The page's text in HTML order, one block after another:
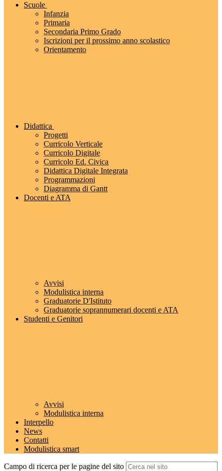
Scuole
Infanzia
Primaria
Secondaria Primo Grado
Iscrizioni per il prossimo anno scolastico
Orientamento
Didattica
Progetti
Curricolo Verticale
Curricolo Digitale
Curricolo Ed. Civica
Didattica Digitale Integrata
Programmazioni
Diagramma di Gantt
Docenti e ATA
Avvisi
Modulistica interna
Graduatorie D'Istituto
Graduatorie soprannumerari docenti e ATA
Studenti e Genitori
Avvisi
Modulistica interna
Interpello
News
Contatti
Modulistica smart
Campo di ricerca per le pagine del sito